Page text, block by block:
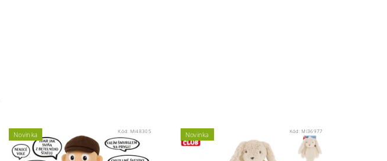
Novinka Kód: MI48305 Novinka Kód:MI36977